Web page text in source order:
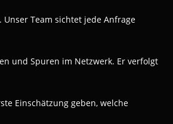
Team sichtet jede Anfrage
und Spuren im Netzwerk. Er verfolgt
Einschätzung geben, welche